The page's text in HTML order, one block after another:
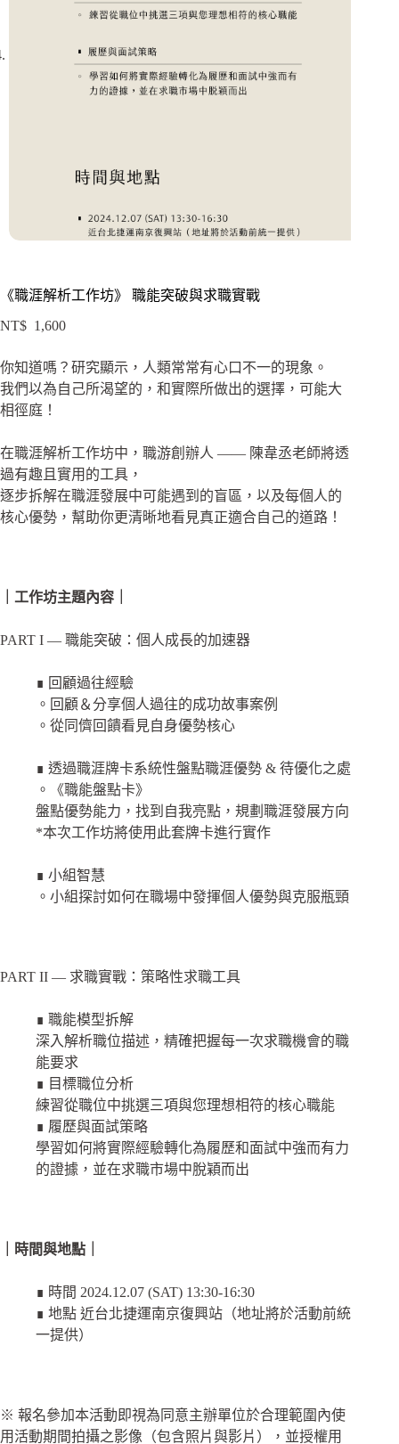
《職涯解析工作坊》 職能突破與求職實戰
NT$ 1,600
你知道嗎？研究顯示， 人類常常有心口不一的現象。
我們以為自己所渴望的，和實際所做出的選擇，可能大
相徑庭！
在職涯解析工作坊中，職游創辦人 —— 陳韋丞老師將透
過有趣且實用的工具，
逐步拆解在職涯發展中可能遇到的盲區，以及每個人的
核心優勢，幫助你更清晰地看見真正適合自己的道路！
｜工作坊主題內容｜
PART I — 職能突破：個人成長的加速器
∎ 回顧過往經驗
。回顧＆分享個人過往的成功故事案例
。從同儕回饋看見自身優勢核心
∎ 透過職涯牌卡系統性盤點職涯優勢 & 待優化之處
。《職能盤點卡》
盤點優勢能力，找到自我亮點，規劃職涯發展方向
*本次工作坊將使用此套牌卡進行實作
∎ 小組智慧
。小組探討如何在職場中發揮個人優勢與克服瓶頸
PART II — 求職實戰：策略性求職工具
∎ 職能模型拆解
深入解析職位描述，精確把握每一次求職機會的職
能要求
∎ 目標職位分析
練習從職位中挑選三項與您理想相符的核心職能
∎ 履歷與面試策略
學習如何將實際經驗轉化為履歷和面試中強而有力
的證據，並在求職市場中脫穎而出
｜時間與地點｜
∎ 時間 2024.12.07 (SAT) 13:30-16:30
∎ 地點 近台北捷運南京復興站（地址將於活動前統
一提供）
※ 報名參加本活動即視為同意主辦單位於合理範圍內使
用活動期間拍攝之影像（包含照片與影片），並授權用